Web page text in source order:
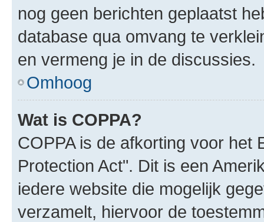
nog geen berichten geplaatst
database qua omvang te
en vermeng je in de discussies.
Omhoog
Wat is COPPA?
COPPA is de afkorting voor het
Protection Act". Dit is een
iedere website die mogelijk
verzamelt, hiervoor de